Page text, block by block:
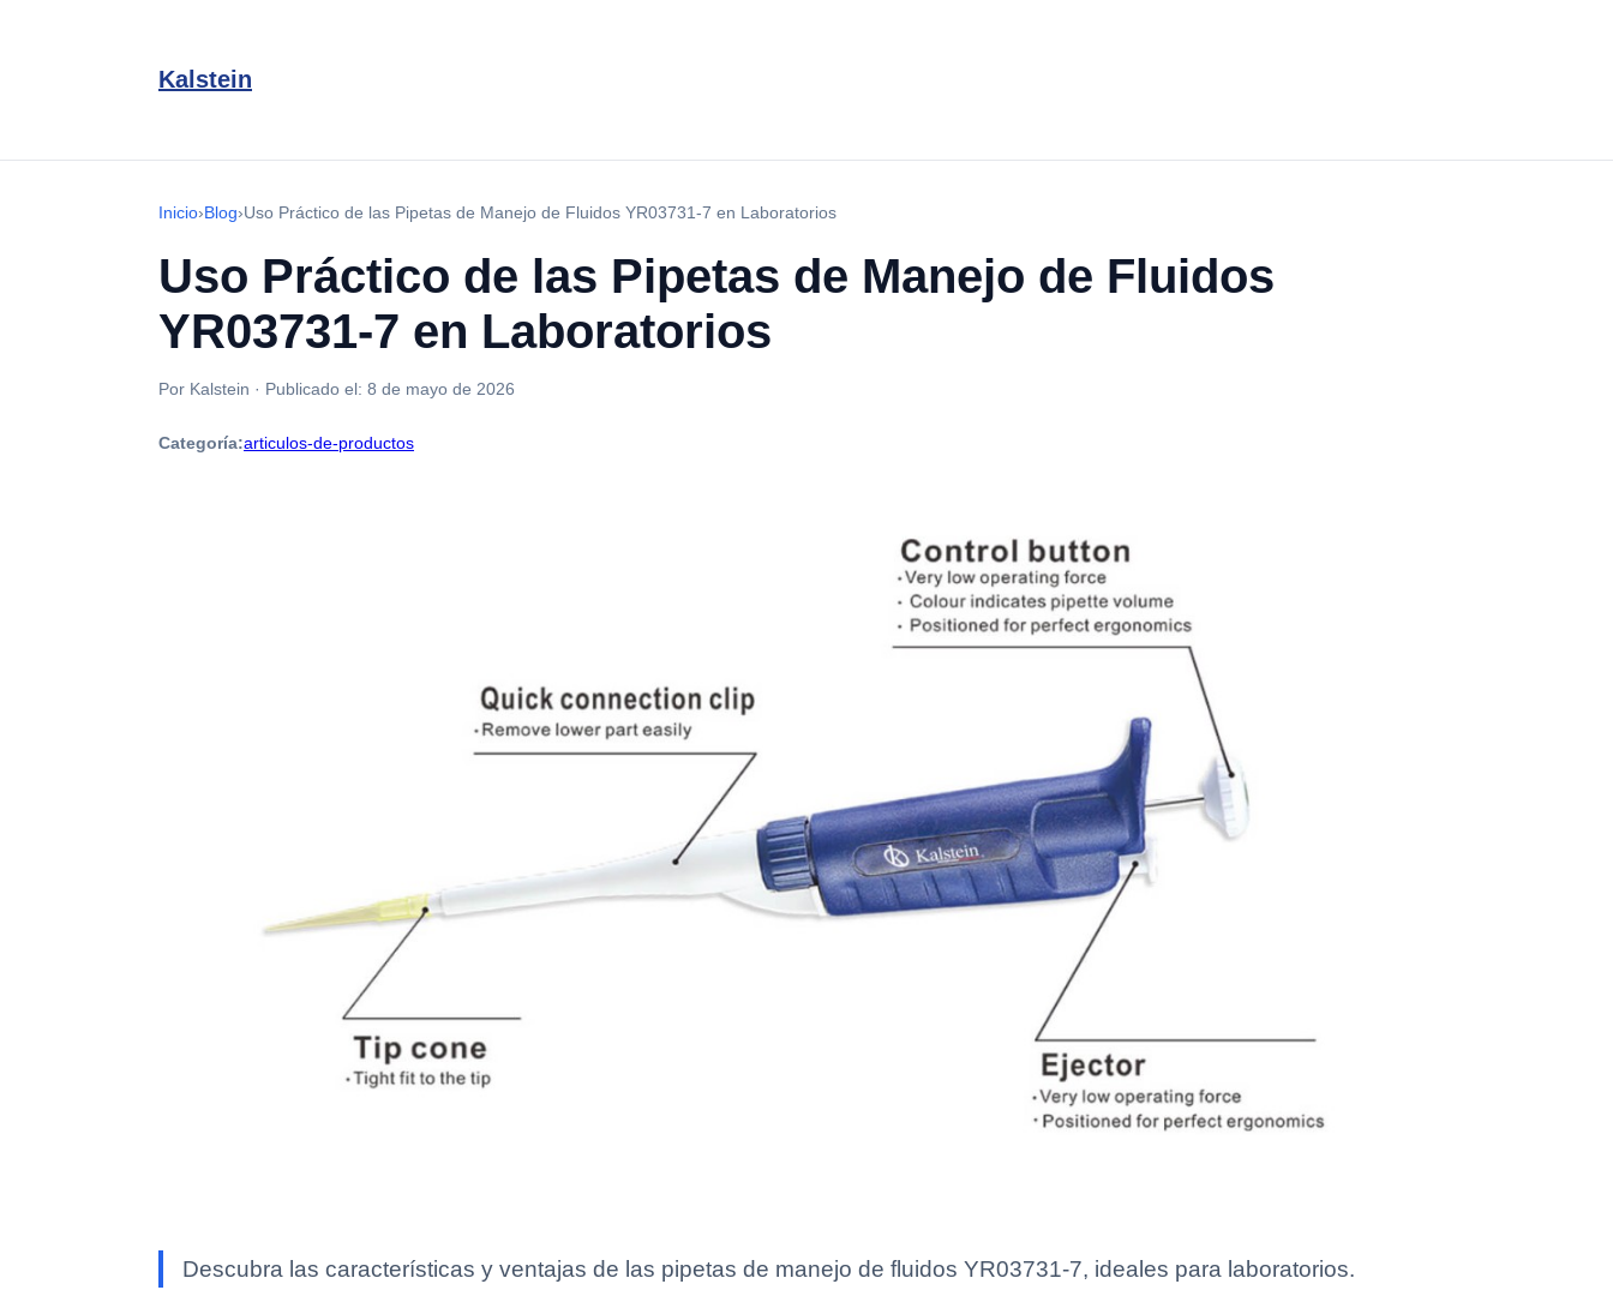
Kalstein
Inicio›Blog›Uso Práctico de las Pipetas de Manejo de Fluidos YR03731-7 en Laboratorios
Uso Práctico de las Pipetas de Manejo de Fluidos
YR03731-7 en Laboratorios
Por Kalstein · Publicado el: 8 de mayo de 2026
Categoría:articulos-de-productos
Descubra las características y ventajas de las pipetas de manejo de fluidos YR03731-7, ideales para laboratorios.